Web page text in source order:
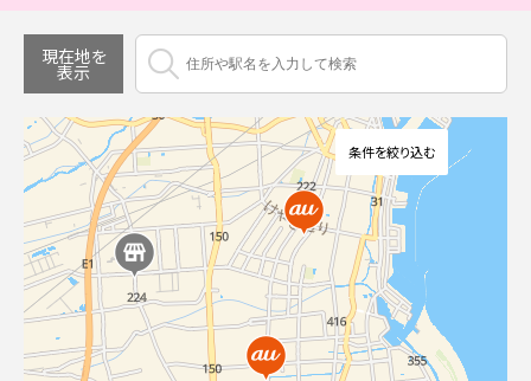
UQ mobile
現在地を
表示
条件を絞り込む